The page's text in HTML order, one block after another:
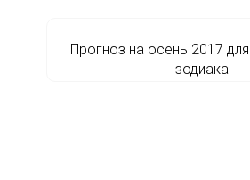
Прогноз на осень 2017
зодиака